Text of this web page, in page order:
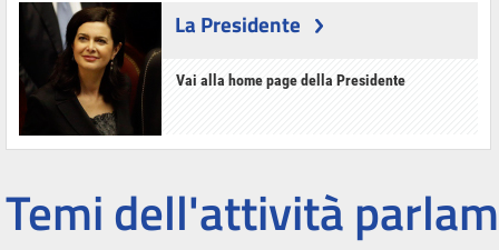
La Presidente
Vai alla home page della Presidente
Temi dell'attività